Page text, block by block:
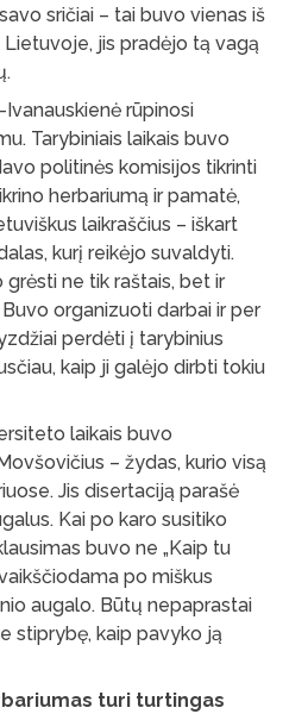
sričiai – tai buvo vienas iš
jis pradėjo tą vagą
rūpinosi
Tarybiniais laikais buvo
politinės komisijos tikrinti
herbariumą ir pamatė,
laikraščius – iškart
kurį reikėjo suvaldyti.
grėsti ne tik raštais, bet ir
organizuoti darbai ir per
perdėti į tarybinius
kaip ji galėjo dirbti tokiu
laikais buvo
– žydas, kurio visą
Jis disertaciją parašė
Kai po karo susitiko
buvo ne „Kaip tu
po miškus
augalo. Būtų nepaprastai
stiprybę, kaip pavyko ją
turi turtingas